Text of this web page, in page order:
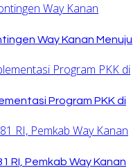
Way Kanan Menuju
Program PKK di
RI, Pemkab Way Kanan